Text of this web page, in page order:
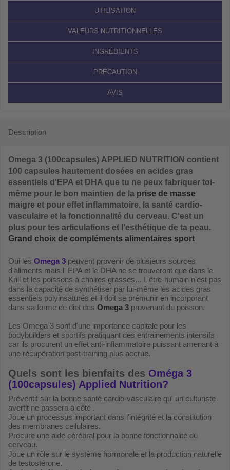
UTILISATION
VALEURS NUTRITIONNELLES
INGRÉDIENTS
PRÉCAUTION
AVIS
Description
Omega 3 (100capsules) APPLIED NUTRITION contient
100 capsules hautement dosées en acides gras
essentiels d'EPA et DHA que tu ne peux fabriquer toi-
même pour le bon maintien de la prise de masse
maigre et pour effet inflammatoire, la santé cardio-
vasculaire et la fonctionnalité du cerveau. C'est un
plus pour tes articulations et l'esthétique de ta peau.
Grand choix de compléments alimentaires sport
Oui les Omega 3 peuvent provenir de plusieurs sources
d'aliments mais l' EPA et le DHA ne se trouveront que dans le
Krill et les poissons à chaires grasses... L'être-humain n'est pas
dans la capacité de synthétiser par lui-même les acides gras
essentiels polyinsaturés et il doit se prémunir en incorporant
dans sa forme de diet des Omega 3 provenant du poisson.
Les Omega 3 sont d'une importance capitale pour les
bodybuilders et sportifs pratiquant des entrainements intensifs
car ils procurent un effet anti-inflammatoire puissant amenant à
une récupération post-training plus accrue.
Quels sont les bienfaits des Oméga 3
(100capsules) Applied Nutrition?
Préventif sur la bonne santé cardio-vasculaire qu' un culturiste
avertit ne passera à côté .
Joue un processus important dans l'intégrité et la constitution
des membranes cellulaires.
Procure une aide cérébral pour la bonne fonctionnalité du
cerveau.
Joue un rôle sur le système hormonale et la production naturelle
de testostérone.